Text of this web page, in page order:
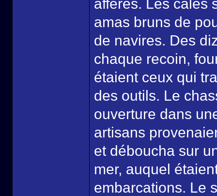
afférés. Les cales
amas bruns de
de navires. Des
chaque recoin,
étaient ceux qui
des outils. Le
ouverture dans
artisans
et déboucha sur
mer, auquel
embarcations. Le